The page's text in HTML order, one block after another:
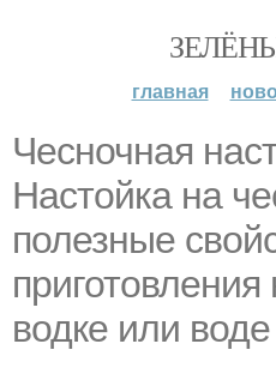
главная
Чесночная
Настойка на
полезные
приготовления
водке или воде